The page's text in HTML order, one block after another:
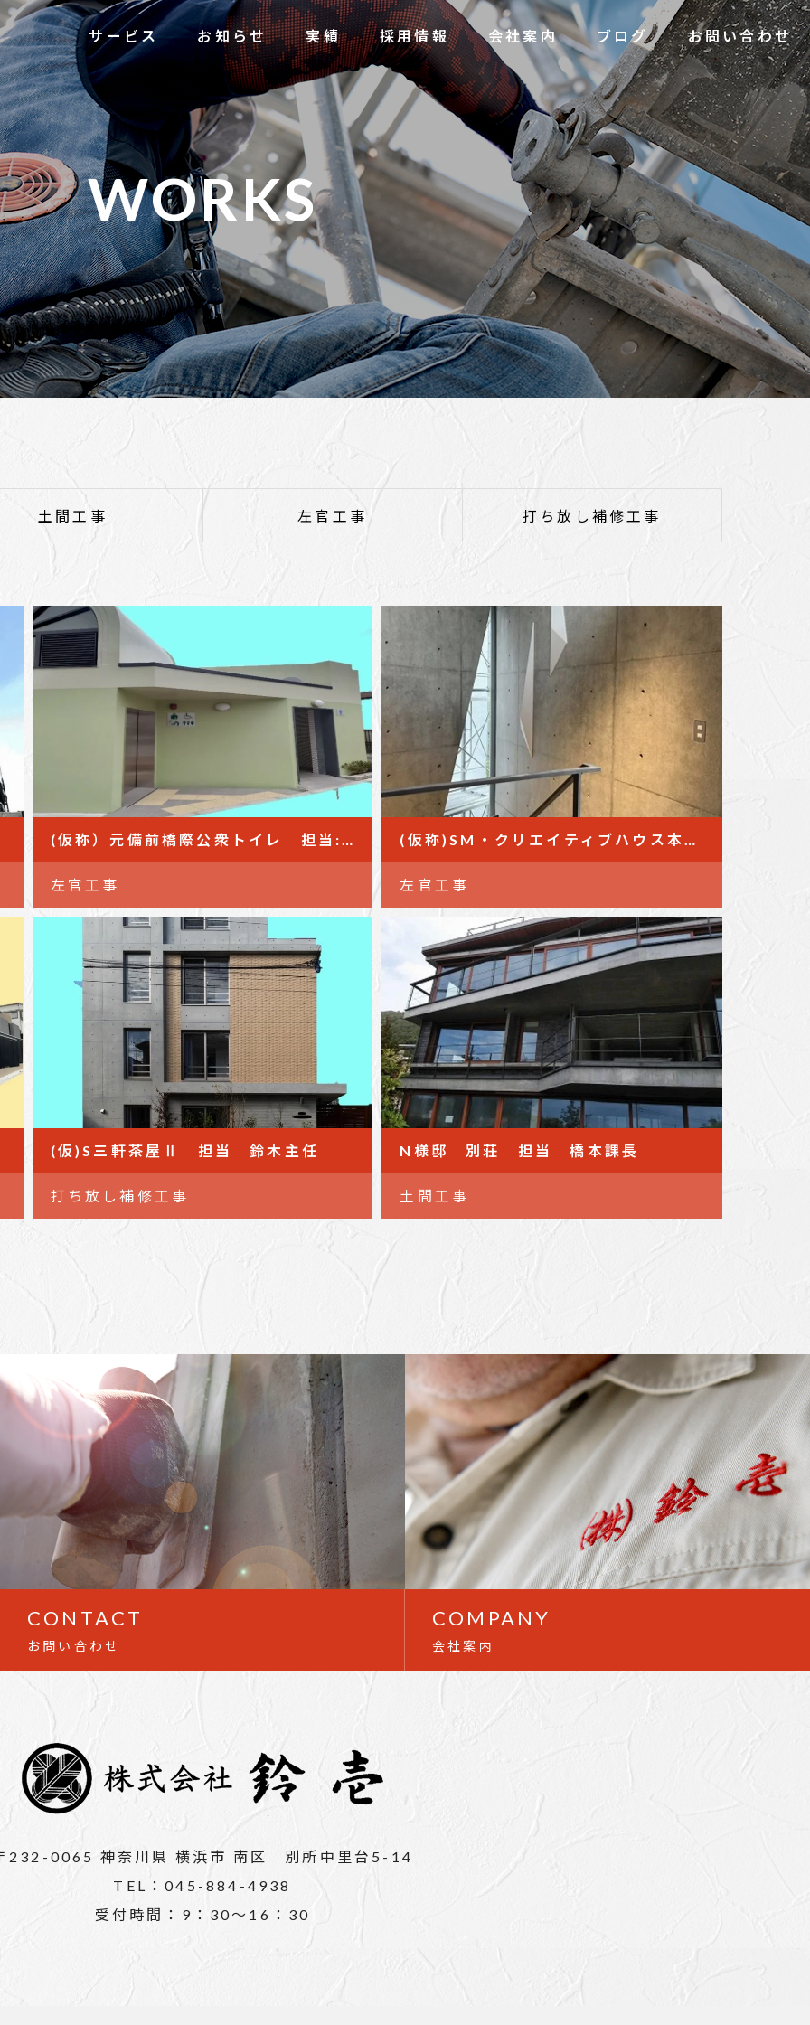
サービス お知らせ 実績 採用情報 会社案内 ブログ お問い合わせ
WORKS
土間工事 左官工事 打ち放し補修工事
(仮称）元備前橋際公衆トイレ 担当:鈴木主任
左官工事
(仮称)SM・クリエイティブハウス本社新築工事 担当:鈴木主任
左官工事
(仮)S三軒茶屋Ⅱ 担当 鈴木主任
打ち放し補修工事
N様邸 別荘 担当 橋本課長
土間工事
CONTACT
お問い合わせ
COMPANY
会社案内
232-0065 神奈川県 横浜市 南区 別所中里台5-14
TEL：045-884-4938
受付時間：9：30～16：30